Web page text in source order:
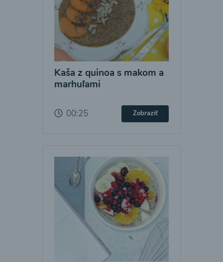
Kaša z quinoa s makom a
marhuľami
00:25 Zobraziť